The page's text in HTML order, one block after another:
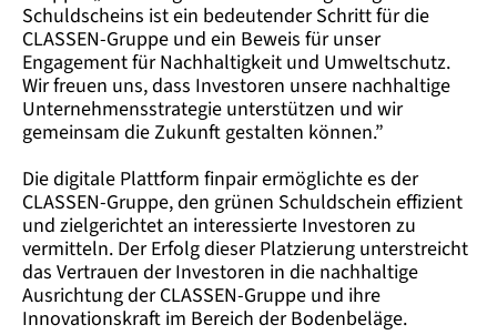
Schuldscheins ist ein bedeutender Schritt für die
CLASSEN-Gruppe und ein Beweis für unser
Engagement für Nachhaltigkeit und Umweltschutz.
Wir freuen uns, dass Investoren unsere nachhaltige
Unternehmensstrategie unterstützen und wir
gemeinsam die Zukunft gestalten können.”
Die digitale Plattform finpair ermöglichte es der
CLASSEN-Gruppe, den grünen Schuldschein effizient
und zielgerichtet an interessierte Investoren zu
vermitteln. Der Erfolg dieser Platzierung unterstreicht
das Vertrauen der Investoren in die nachhaltige
Ausrichtung der CLASSEN-Gruppe und ihre
Innovationskraft im Bereich der Bodenbeläge.